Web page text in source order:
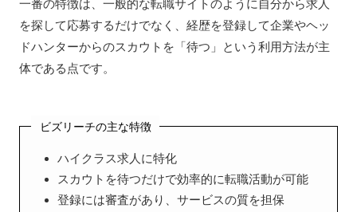
一番の特徴は、一般的な転職サイトのように自分から求人
を探して応募するだけでなく、経歴を登録して企業やヘッ
ドハンターからのスカウトを「待つ」という利用方法が主
体である点です。
ビズリーチの主な特徴
ハイクラス求人に特化
スカウトを待つだけで効率的に転職活動が可能
登録には審査があり、サービスの質を担保